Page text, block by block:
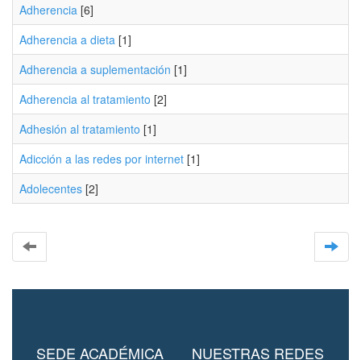
Adherencia [6]
Adherencia a dieta [1]
Adherencia a suplementación [1]
Adherencia al tratamiento [2]
Adhesión al tratamiento [1]
Adicción a las redes por internet [1]
Adolecentes [2]
SEDE ACADÉMICA NUESTRAS REDES